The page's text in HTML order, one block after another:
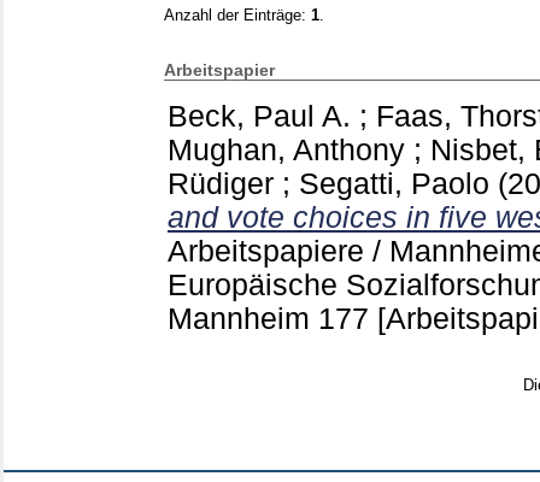
Anzahl der Einträge: 1
Arbeitspapier
Beck, Paul A. ; Faas,
Mughan, Anthony ; Nisbet,
Rüdiger ; Segatti, Paolo
and vote choices in five
Arbeitspapiere /
Europäische
Mannheim 177